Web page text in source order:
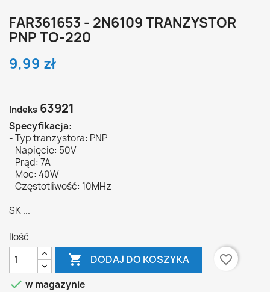
FAR361653 - 2N6109 TRANZYSTOR
PNP TO-220
9,99 zł
Indeks 63921
Specyfikacja:
- Typ tranzystora: PNP
- Napięcie: 50V
- Prąd: 7A
- Moc: 40W
- Częstotliwość: 10MHz
SK ...
Ilość
 DODAJ DO KOSZYKA
favorite_border
 w magazynie